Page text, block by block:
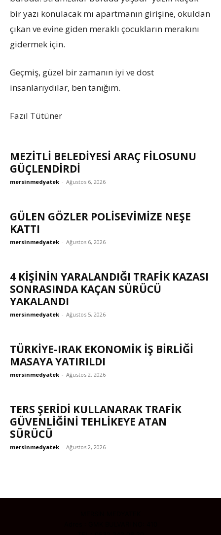
bir yazı konulacak mı apartmanın girişine, okuldan
çıkan ve evine giden meraklı çocukların merakını
gidermek için.
Geçmiş, güzel bir zamanın iyi ve dost
insanlarıydılar, ben tanığım.
Fazıl Tütüner
MEZİTLİ BELEDİYESİ ARAÇ FİLOSUNU
GÜÇLENDİRDİ
mersinmedyatek - Ağustos 6, 2026
GÜLEN GÖZLER POLISEVIMIZE NEŞE
KATTI
mersinmedyatek - Ağustos 6, 2026
4 KİŞİNİN YARALANDIĞI TRAFİK KAZASI
SONRASINDA KAÇAN SÜRÜCÜ
YAKALANDI
mersinmedyatek - Ağustos 5, 2026
TÜRKIYE-IRAK EKONOMIK İŞ BIRLIĞI
MASAYA YATIRILDI
mersinmedyatek - Ağustos 2, 2026
TERS ŞERİDİ KULLANARAK TRAFİK
GÜVENLİĞİNİ TEHLİKEYE ATAN
SÜRÜCÜ
mersinmedyatek - Ağustos 2, 2026